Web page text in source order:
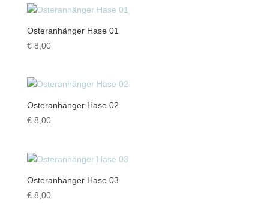
Osteranhänger Hase 01
€8,00
Osteranhänger Hase 02
€8,00
Osteranhänger Hase 03
€8,00